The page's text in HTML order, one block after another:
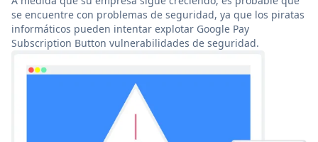
se encuentre con problemas de seguridad, ya que los piratas
informáticos pueden intentar explotar Google Pay
Subscription Button vulnerabilidades de seguridad.